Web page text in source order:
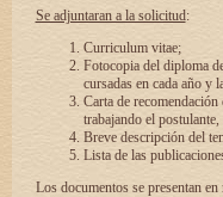
Se adjuntaran a la solicitud:
Curriculum vitae;
Fotocopia del diploma
cursadas en cada año y
Carta de
trabajando el
Breve descripción del
Lista de las
Los documentos se presentan